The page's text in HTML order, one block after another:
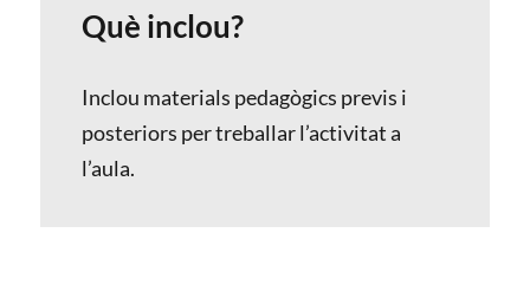
Què inclou?
Inclou materials pedagògics previs i
posteriors per treballar l’activitat a
l’aula.